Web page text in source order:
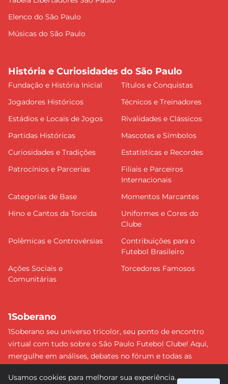
Elenco do São Paulo
Músicas do São Paulo
História e Curiosidades do São Paulo
Fundação e História Inicial
Títulos e Conquistas
Jogadores Históricos
Técnicos e Treinadores
Estádios e Locais de Jogos
Rivalidades e Clássicos
Partidas Históricas
Mascotes e Símbolos
Curiosidades e Tradições
Estatísticas e Recordes
Patrocínios e Parcerias
Filiais e Parceiros
Internacionais
Categorias de Base
Momentos Marcantes
Hino e Cantos da Torcida
Uniformes e Cores do
Clube
Polêmicas e Controvérsias
Contribuições para o
Futebol Brasileiro
Ações Sociais e
Comunitárias
Torcedores Famosos
1Soberano
1Soberano seu universo tricolor, seu ponto de encontro
virtual com tudo sobre o São Paulo Futebol Clube! Aqui,
mergulhe em análises, debates no fórum e todas as
detalhe e faça parte dessa comunidade apaixonada pelo
Usamos cookies para melhorar sua experiência.